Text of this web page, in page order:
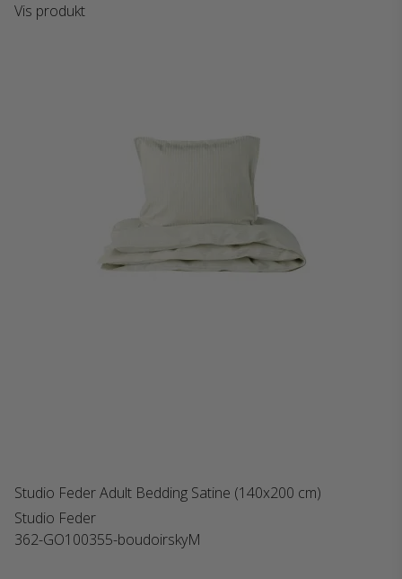
Vis produkt
Studio Feder Adult Bedding Satine (140x200 cm)
Studio Feder
362-GO100355-boudoirskyM